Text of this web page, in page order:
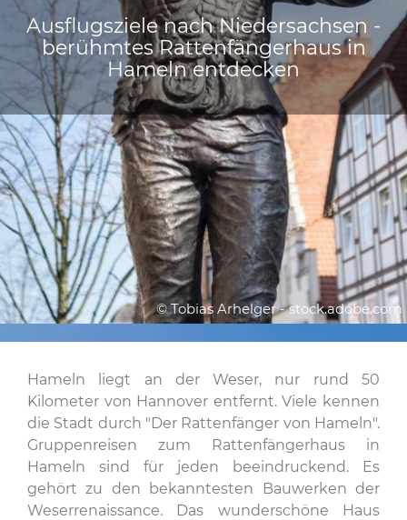
Ausflugsziele nach Niedersachsen -
berühmtes Rattenfängerhaus in
Hameln entdecken
© Tobias Arhelger - stock.adobe.com
Hameln liegt an der Weser, nur rund 50
Kilometer von Hannover entfernt. Viele kennen
die Stadt durch "Der Rattenfänger von Hameln".
Gruppenreisen zum Rattenfängerhaus in
Hameln sind für jeden beeindruckend. Es
gehört zu den bekanntesten Bauwerken der
Weserrenaissance. Das wunderschöne Haus